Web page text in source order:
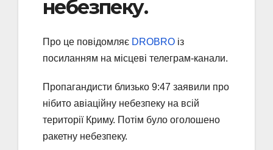
небезпеку.
Про це повідомляє DROBRO із
посиланням на місцеві телеграм-канали.
Пропагандисти близько 9:47 заявили про
нібито авіаційну небезпеку на всій
території Криму. Потім було оголошено
ракетну небезпеку.